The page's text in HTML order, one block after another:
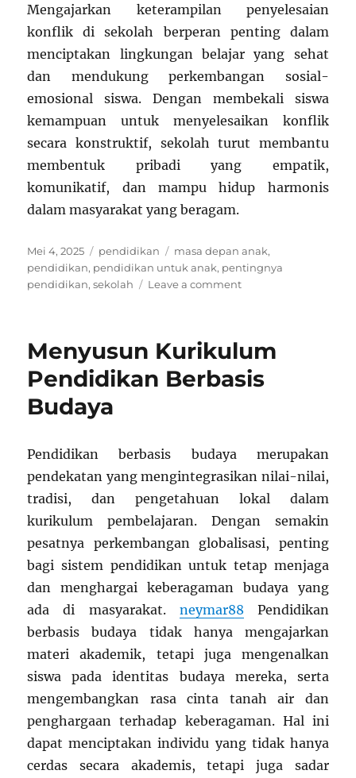
Mengajarkan keterampilan penyelesaian
konflik di sekolah berperan penting dalam
menciptakan lingkungan belajar yang sehat
dan mendukung perkembangan sosial-
emosional siswa. Dengan membekali siswa
kemampuan untuk menyelesaikan konflik
secara konstruktif, sekolah turut membantu
membentuk pribadi yang empatik,
komunikatif, dan mampu hidup harmonis
dalam masyarakat yang beragam.
Posted
on
Mei 4, 2025 Categories
pendidikan Tags
masa depan anak,
pendidikan, pendidikan untuk anak, pentingnya
pendidikan,sekolah Leave a commenton
Konflik
di
Sekolah
Menyusun Kurikulum
Pendidikan Berbasis
Budaya
Pendidikan berbasis budaya merupakan
pendekatan yang mengintegrasikan nilai-nilai,
tradisi, dan pengetahuan lokal dalam
kurikulum pembelajaran. Dengan semakin
pesatnya perkembangan globalisasi, penting
bagi sistem pendidikan untuk tetap menjaga
dan menghargai keberagaman budaya yang
ada di masyarakat. neymar88 Pendidikan
berbasis budaya tidak hanya mengajarkan
materi akademik, tetapi juga mengenalkan
siswa pada identitas budaya mereka, serta
mengembangkan rasa cinta tanah air dan
penghargaan terhadap keberagaman. Hal ini
dapat menciptakan individu yang tidak hanya
cerdas secara akademis, tetapi juga sadar